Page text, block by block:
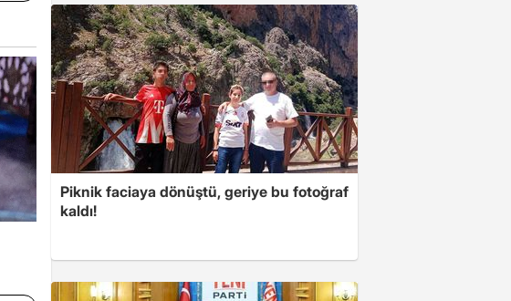
Piknik faciaya dönüştü, geriye bu fotoğraf
kaldı!